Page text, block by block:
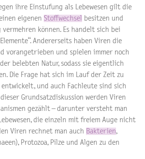
ihre Einstufung als Lebewesen gilt die
eigenen Stoffwechsel
besitzen und
können. Es handelt sich bei
Andererseits haben Viren die
vorangetrieben und spielen immer noch
belebten Natur, sodass sie eigentlich
Die Frage hat sich im Lauf der Zeit zu
und auch Fachleute sind sich
Grundsatzdiskussion werden Viren
gezählt – darunter versteht man
die einzeln mit freiem Auge nicht
Viren rechnet man auch Bakterien,
Protozoa, Pilze und Algen zu den